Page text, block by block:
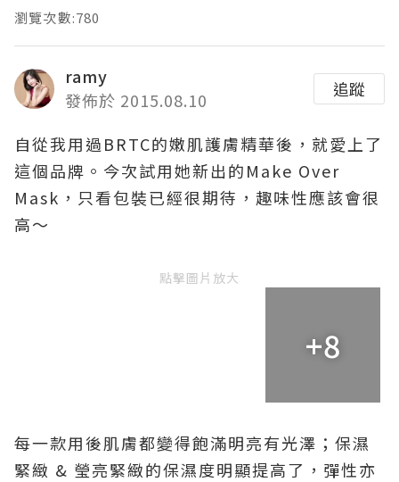
瀏覽次數:780
ramy
發佈於 2015.08.10
追蹤
自從我用過BRTC的嫩肌護膚精華後，就愛上了
這個品牌。今次試用她新出的Make Over
Mask，只看包裝已經很期待，趣味性應該會很
高～
點擊圖片放大
+8
每一款用後肌膚都變得飽滿明亮有光澤；保濕
緊緻 & 瑩亮緊緻的保濕度明顯提高了，彈性亦